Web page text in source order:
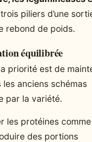
piliers d’une
rebond de poids.
équilibrée
priorité est de
anciens schémas
par la variété.
les protéines
des portions